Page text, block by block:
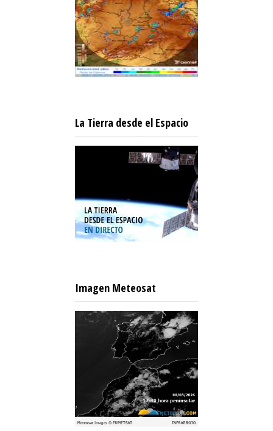
La Tierra desde el Espacio
Imagen Meteosat